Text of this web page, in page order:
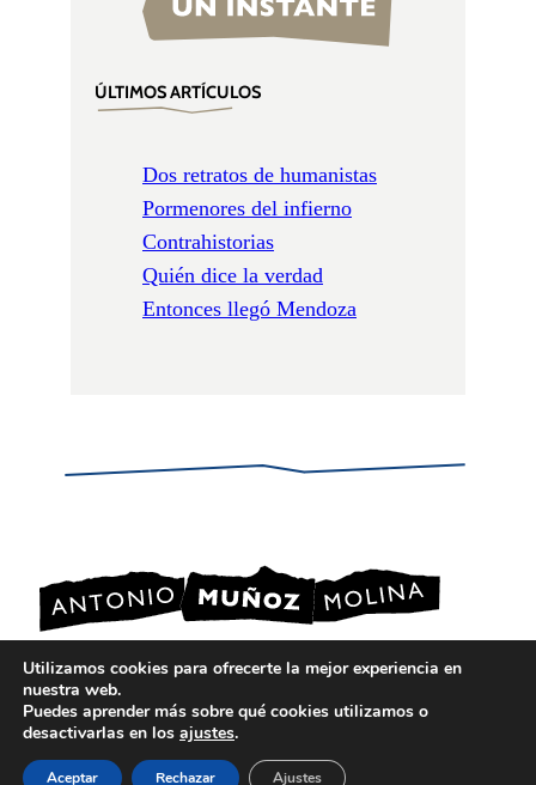
ÚLTIMOS ARTÍCULOS
Dos retratos de humanistas
Pormenores del infierno
Contrahistorias
Quién dice la verdad
Entonces llegó Mendoza
POLÍTICA DE COOKIES
AVISO LEGAL
Utilizamos cookies para ofrecerte la mejor experiencia en
nuestra web.
Puedes aprender más sobre qué cookies utilizamos o
desactivarlas en los ajustes.
Aceptar Rechazar Ajustes